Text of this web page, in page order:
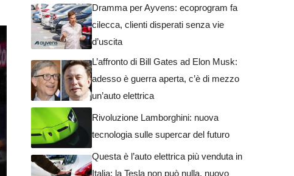
Dramma per Ayvens: ecoprogram fa
cilecca, clienti disperati senza vie
d’uscita
L’affronto di Bill Gates ad Elon Musk:
adesso è guerra aperta, c’è di mezzo
un’auto elettrica
Rivoluzione Lamborghini: nuova
tecnologia sulle supercar del futuro
Questa è l’auto elettrica più venduta in
Italia: la Tesla non può nulla, nuovo